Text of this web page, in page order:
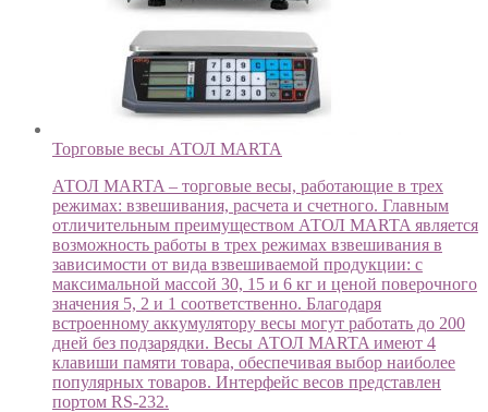
Торговые весы АТОЛ MARTA
АТОЛ MARTA – торговые весы, работающие в трех
режимах: взвешивания, расчета и счетного. Главным
отличительным преимуществом АТОЛ MARTA является
возможность работы в трех режимах взвешивания в
зависимости от вида взвешиваемой продукции: с
максимальной массой 30, 15 и 6 кг и ценой поверочного
значения 5, 2 и 1 соответственно. Благодаря
встроенному аккумулятору весы могут работать до 200
дней без подзарядки. Весы АТОЛ MARTA имеют 4
клавиши памяти товара, обеспечивая выбор наиболее
популярных товаров. Интерфейс весов представлен
портом RS-232.